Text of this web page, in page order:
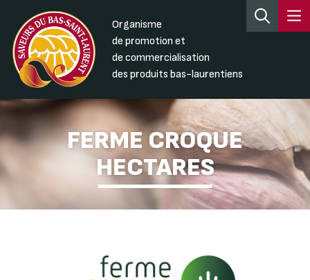
Organisme
de promotion et
de commercialisation
des produits bas-laurentiens
FERME CROQUE
HECTARES